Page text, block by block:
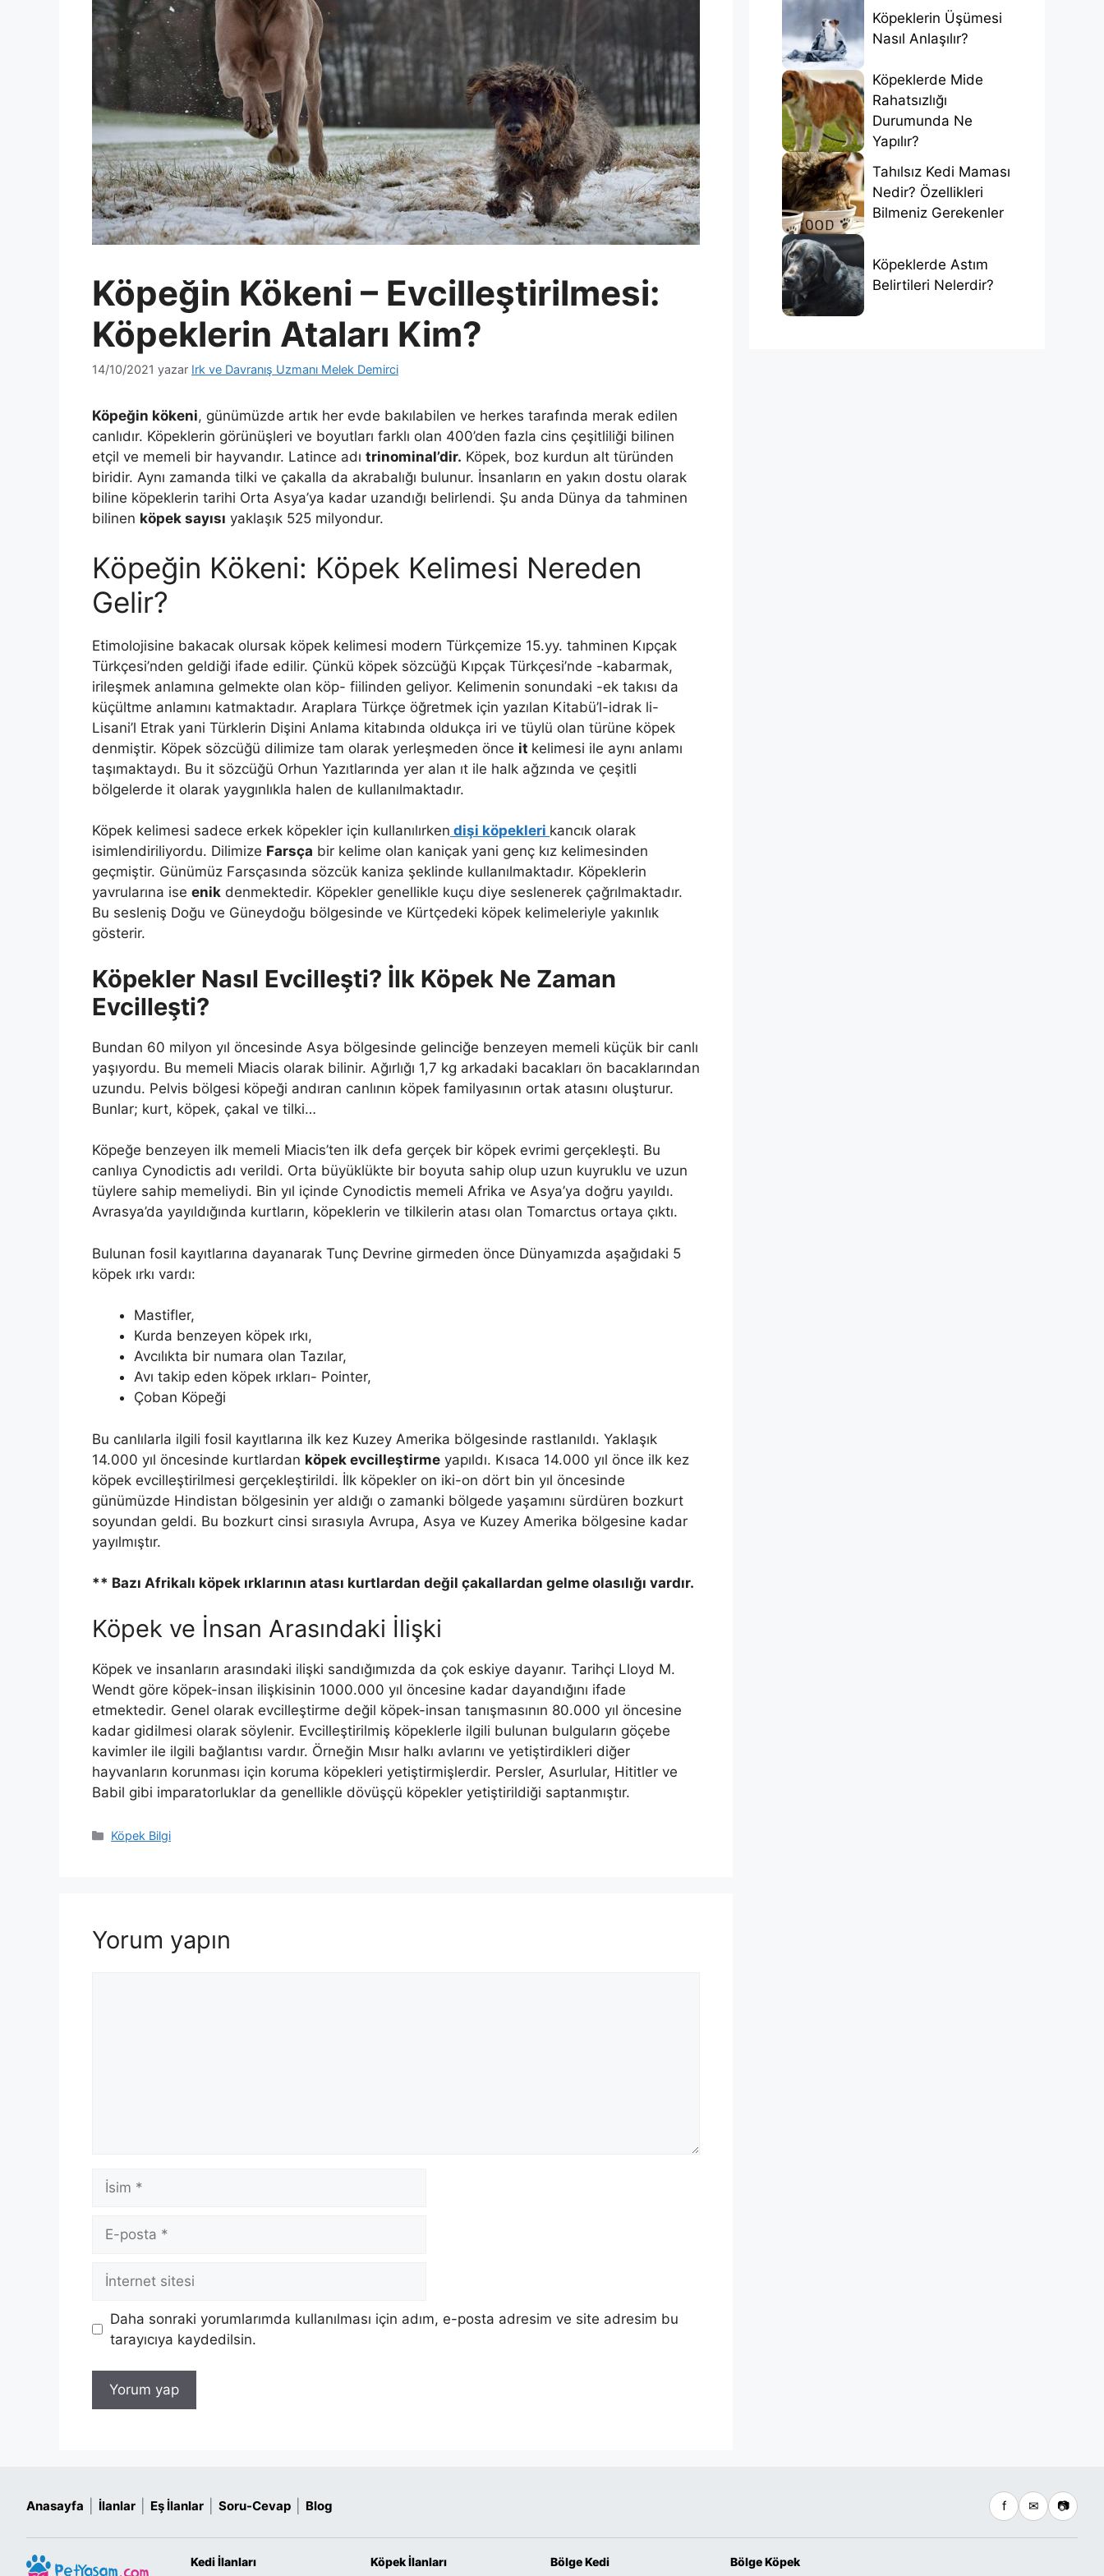
Köpeğin Kökeni – Evcilleştirilmesi:
Köpeklerin Ataları Kim?
14/10/2021 yazar Irk ve Davranış Uzmanı Melek Demirci
Köpeğin kökeni, günümüzde artık her evde bakılabilen ve herkes tarafında merak edilen
canlıdır. Köpeklerin görünüşleri ve boyutları farklı olan 400’den fazla cins çeşitliliği bilinen
etçil ve memeli bir hayvandır. Latince adı trinominal’dir. Köpek, boz kurdun alt türünden
biridir. Aynı zamanda tilki ve çakalla da akrabalığı bulunur. İnsanların en yakın dostu olarak
biline köpeklerin tarihi Orta Asya’ya kadar uzandığı belirlendi. Şu anda Dünya da tahminen
bilinen köpek sayısı yaklaşık 525 milyondur.
Köpeğin Kökeni: Köpek Kelimesi Nereden
Gelir?
Etimolojisine bakacak olursak köpek kelimesi modern Türkçemize 15.yy. tahminen Kıpçak
Türkçesi’nden geldiği ifade edilir. Çünkü köpek sözcüğü Kıpçak Türkçesi’nde -kabarmak,
irileşmek anlamına gelmekte olan köp- fiilinden geliyor. Kelimenin sonundaki -ek takısı da
küçültme anlamını katmaktadır. Araplara Türkçe öğretmek için yazılan Kitabü’l-idrak li-
Lisani’l Etrak yani Türklerin Dişini Anlama kitabında oldukça iri ve tüylü olan türüne köpek
denmiştir. Köpek sözcüğü dilimize tam olarak yerleşmeden önce it kelimesi ile aynı anlamı
taşımaktaydı. Bu it sözcüğü Orhun Yazıtlarında yer alan ıt ile halk ağzında ve çeşitli
bölgelerde it olarak yaygınlıkla halen de kullanılmaktadır.
Köpek kelimesi sadece erkek köpekler için kullanılırken dişi köpekleri kancık olarak
isimlendiriliyordu. Dilimize Farsça bir kelime olan kaniçak yani genç kız kelimesinden
geçmiştir. Günümüz Farsçasında sözcük kaniza şeklinde kullanılmaktadır. Köpeklerin
yavrularına ise enik denmektedir. Köpekler genellikle kuçu diye seslenerek çağrılmaktadır.
Bu sesleniş Doğu ve Güneydoğu bölgesinde ve Kürtçedeki köpek kelimeleriyle yakınlık
gösterir.
Köpekler Nasıl Evcilleşti? İlk Köpek Ne Zaman
Evcilleşti?
Bundan 60 milyon yıl öncesinde Asya bölgesinde gelinciğe benzeyen memeli küçük bir canlı
yaşıyordu. Bu memeli Miacis olarak bilinir. Ağırlığı 1,7 kg arkadaki bacakları ön bacaklarından
uzundu. Pelvis bölgesi köpeği andıran canlının köpek familyasının ortak atasını oluşturur.
Bunlar; kurt, köpek, çakal ve tilki…
Köpeğe benzeyen ilk memeli Miacis’ten ilk defa gerçek bir köpek evrimi gerçekleşti. Bu
canlıya Cynodictis adı verildi. Orta büyüklükte bir boyuta sahip olup uzun kuyruklu ve uzun
tüylere sahip memeliydi. Bin yıl içinde Cynodictis memeli Afrika ve Asya’ya doğru yayıldı.
Avrasya’da yayıldığında kurtların, köpeklerin ve tilkilerin atası olan Tomarctus ortaya çıktı.
Bulunan fosil kayıtlarına dayanarak Tunç Devrine girmeden önce Dünyamızda aşağıdaki 5
köpek ırkı vardı:
Mastifler,
Kurda benzeyen köpek ırkı,
Avcılıkta bir numara olan Tazılar,
Avı takip eden köpek ırkları- Pointer,
Çoban Köpeği
Bu canlılarla ilgili fosil kayıtlarına ilk kez Kuzey Amerika bölgesinde rastlanıldı. Yaklaşık
14.000 yıl öncesinde kurtlardan köpek evcilleştirme yapıldı. Kısaca 14.000 yıl önce ilk kez
köpek evcilleştirilmesi gerçekleştirildi. İlk köpekler on iki-on dört bin yıl öncesinde
günümüzde Hindistan bölgesinin yer aldığı o zamanki bölgede yaşamını sürdüren bozkurt
soyundan geldi. Bu bozkurt cinsi sırasıyla Avrupa, Asya ve Kuzey Amerika bölgesine kadar
yayılmıştır.
** Bazı Afrikalı köpek ırklarının atası kurtlardan değil çakallardan gelme olasılığı vardır.
Köpek ve İnsan Arasındaki İlişki
Köpek ve insanların arasındaki ilişki sandığımızda da çok eskiye dayanır. Tarihçi Lloyd M.
Wendt göre köpek-insan ilişkisinin 1000.000 yıl öncesine kadar dayandığını ifade
etmektedir. Genel olarak evcilleştirme değil köpek-insan tanışmasının 80.000 yıl öncesine
kadar gidilmesi olarak söylenir. Evcilleştirilmiş köpeklerle ilgili bulunan bulguların göçebe
kavimler ile ilgili bağlantısı vardır. Örneğin Mısır halkı avlarını ve yetiştirdikleri diğer
hayvanların korunması için koruma köpekleri yetiştirmişlerdir. Persler, Asurlular, Hititler ve
Babil gibi imparatorluklar da genellikle dövüşçü köpekler yetiştirildiği saptanmıştır.
Kategoriler
Köpek Bilgi
Yorum yapın
İsim
posta
İnternet
sitesi
Daha sonraki yorumlarımda kullanılması için adım, e-posta adresim ve site adresim bu
tarayıcıya kaydedilsin.
Köpeklerin Üşümesi
Nasıl Anlaşılır?
Köpeklerde Mide
Rahatsızlığı
Durumunda Ne
Yapılır?
Tahılsız Kedi Maması
Nedir? Özellikleri
Bilmeniz Gerekenler
Köpeklerde Astım
Belirtileri Nelerdir?
Anasayfa İlanlar Eş İlanlar Soru-Cevap Blog f ✉ 📷
Kedi İlanları Köpek İlanları Bölge Kedi Bölge Köpek